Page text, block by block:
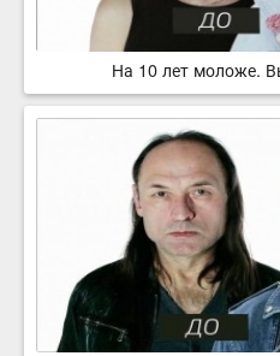
На 10 лет моложе.